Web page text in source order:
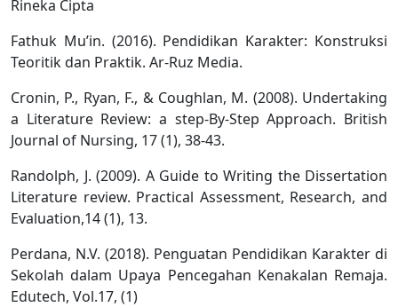
Rineka Cipta
Fathuk Mu’in. (2016). Pendidikan Karakter: Konstruksi
Teoritik dan Praktik. Ar-Ruz Media.
Cronin, P., Ryan, F., & Coughlan, M. (2008). Undertaking
a Literature Review: a step-By-Step Approach. British
Journal of Nursing, 17 (1), 38-43.
Randolph, J. (2009). A Guide to Writing the Dissertation
Literature review. Practical Assessment, Research, and
Evaluation,14 (1), 13.
Perdana, N.V. (2018). Penguatan Pendidikan Karakter di
Sekolah dalam Upaya Pencegahan Kenakalan Remaja.
Edutech, Vol.17, (1)